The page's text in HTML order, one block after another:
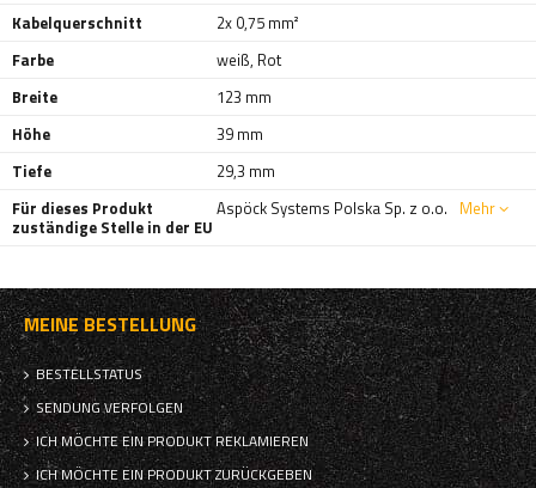
Kabelquerschnitt
2x 0,75 mm²
Farbe
weiß, Rot
Breite
123 mm
Höhe
39 mm
Tiefe
29,3 mm
Für dieses Produkt
zuständige Stelle in der EU
Aspöck Systems Polska Sp. z o.o. Mehr
MEINE BESTELLUNG
BESTELLSTATUS
SENDUNG VERFOLGEN
ICH MÖCHTE EIN PRODUKT REKLAMIEREN
ICH MÖCHTE EIN PRODUKT ZURÜCKGEBEN